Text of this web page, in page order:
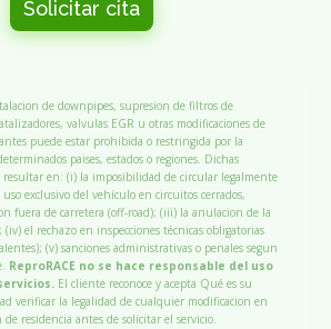
Solicitar cita
de downpipes, supresion de filtros de
valvulas EGR u otras modificaciones de
puede estar prohibida o restringida por la
paises, estados o regiones. Dichas
resultar en: (i) la imposibilidad de circular legalmente
exclusivo del vehículo en circuitos cerrados,
fuera de carretera (off-road); (iii) la anulacion de la
el rechazo en inspecciones técnicas obligatorias
(v) sanciones administrativas o penales segun
ReproRACE no se hace responsable del uso
El cliente reconoce y acepta Qué es su
verificar la legalidad de cualquier modificacion en
de residencia antes de solicitar el servicio.